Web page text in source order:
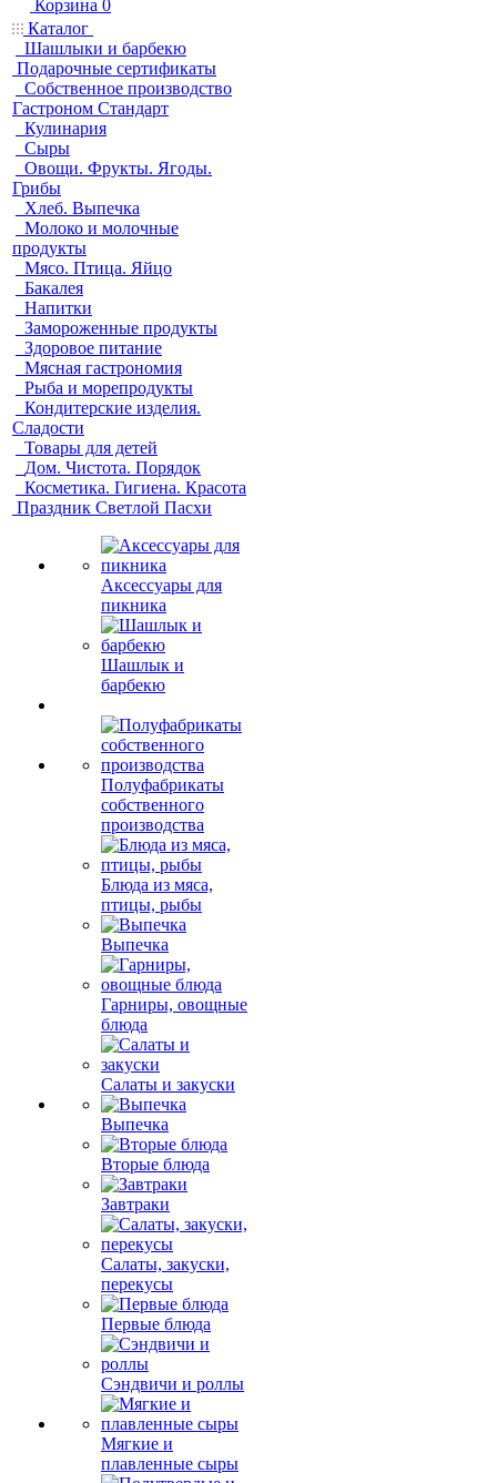
Корзина 0
Каталог
Шашлыки и барбекю
Подарочные сертификаты
Собственное производство
Гастроном Стандарт
Кулинария
Сыры
Овощи. Фрукты. Ягоды.
Грибы
Хлеб. Выпечка
Молоко и молочные
продукты
Мясо. Птица. Яйцо
Бакалея
Напитки
Замороженные продукты
Здоровое питание
Мясная гастрономия
Рыба и морепродукты
Кондитерские изделия.
Сладости
Товары для детей
Дом. Чистота. Порядок
Косметика. Гигиена. Красота
Праздник Светлой Пасхи
Аксессуары для
пикника
Шашлык и
барбекю
Полуфабрикаты
собственного
производства
Блюда из мяса,
птицы, рыбы
Выпечка
Гарниры, овощные
блюда
Салаты и закуски
Выпечка
Вторые блюда
Завтраки
Салаты, закуски,
перекусы
Первые блюда
Сэндвичи и роллы
Мягкие и
плавленные сыры